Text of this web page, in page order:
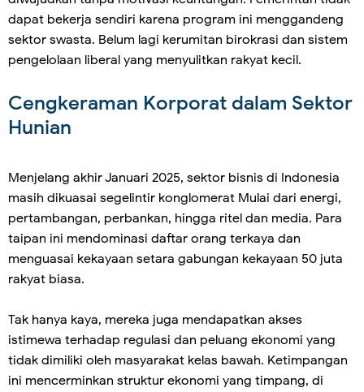
dapat bekerja sendiri karena program ini menggandeng
sektor swasta. Belum lagi kerumitan birokrasi dan sistem
pengelolaan liberal yang menyulitkan rakyat kecil.
Cengkeraman Korporat dalam Sektor
Hunian
Menjelang akhir Januari 2025, sektor bisnis di Indonesia
masih dikuasai segelintir konglomerat Mulai dari energi,
pertambangan, perbankan, hingga ritel dan media. Para
taipan ini mendominasi daftar orang terkaya dan
menguasai kekayaan setara gabungan kekayaan 50 juta
rakyat biasa.
Tak hanya kaya, mereka juga mendapatkan akses
istimewa terhadap regulasi dan peluang ekonomi yang
tidak dimiliki oleh masyarakat kelas bawah. Ketimpangan
ini mencerminkan struktur ekonomi yang timpang, di